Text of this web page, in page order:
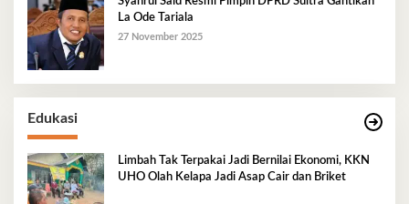
La Ode Tariala
27 November 2025
Edukasi
Limbah Tak Terpakai Jadi Bernilai Ekonomi, KKN
UHO Olah Kelapa Jadi Asap Cair dan Briket